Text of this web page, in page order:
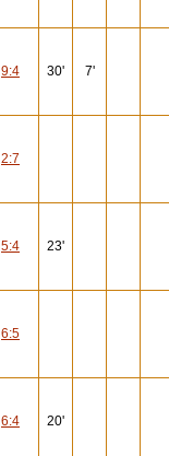
9:4 30' 7'
2:7
5:4 23'
6:5
6:4 20'